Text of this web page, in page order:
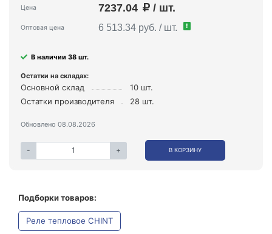
Цена 7237.04 / шт.
Оптовая цена 6 513.34 руб. / шт. !
В наличии 38 шт.
Остатки на складах:
Основной склад
10 шт.
Остатки производителя
28 шт.
Обновлено 08.08.2026
- + В КОРЗИНУ
Подборки товаров:
Реле тепловое CHINT